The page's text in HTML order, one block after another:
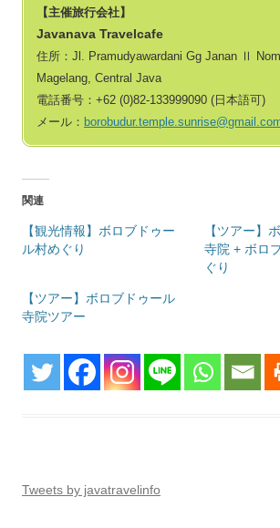
【主催旅行会社】
Javanava Travelcafe
住所：Jl. Pramudyawardani Gg Janan Ⅱ
Magelang, Central Java
電話番号：+62 (0)82‐133999090 (日本語可)
メール：
関連
【観光情報】ボロブドゥー
ル村めぐり
【ツアー】
寺院 + ボロ
ぐり
【ツアー】ボロブドゥール
寺院ツアー
Tweets by javatravelinfo